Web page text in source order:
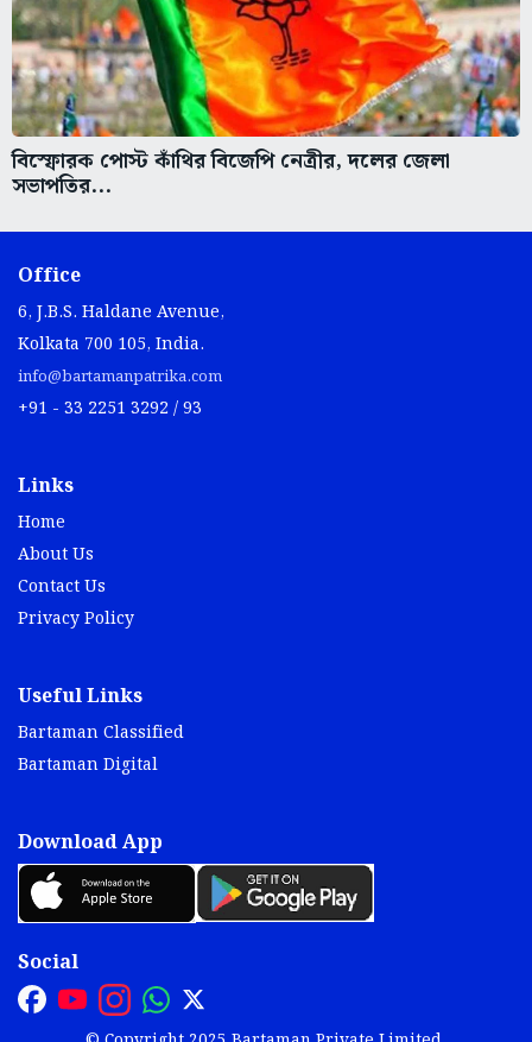
বিস্ফোরক পোস্ট কাঁথির বিজেপি নেত্রীর, দলের জেলা
সভাপতির...
Office
6, J.B.S. Haldane Avenue,
Kolkata 700 105, India.
info@bartamanpatrika.com
+91 - 33 2251 3292 / 93
Links
Home
About Us
Contact Us
Privacy Policy
Useful Links
Bartaman Classified
Bartaman Digital
Download App
Social